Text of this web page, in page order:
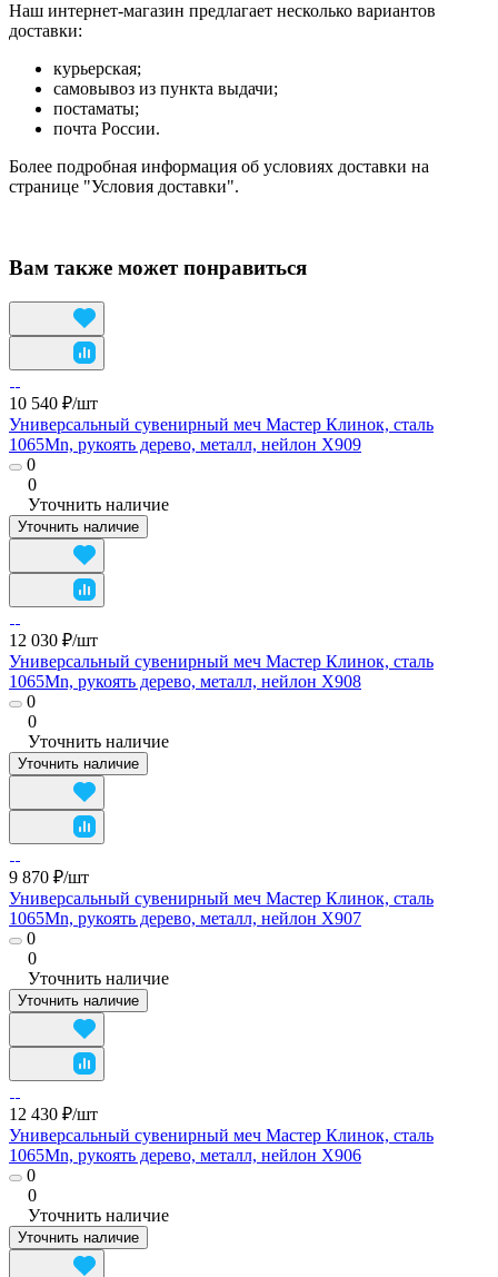
Наш интернет-магазин предлагает несколько вариантов
доставки:
курьерская;
самовывоз из пункта выдачи;
постаматы;
почта России.
Более подробная информация об условиях доставки на
странице "Условия доставки".
Вам также может понравиться
10 540 ₽/шт
Универсальный сувенирный меч Мастер Клинок, сталь
1065Mn, рукоять дерево, металл, нейлон X909
0
0
Уточнить наличие
Уточнить наличие
12 030 ₽/шт
Универсальный сувенирный меч Мастер Клинок, сталь
1065Mn, рукоять дерево, металл, нейлон X908
0
0
Уточнить наличие
Уточнить наличие
9 870 ₽/шт
Универсальный сувенирный меч Мастер Клинок, сталь
1065Mn, рукоять дерево, металл, нейлон X907
0
0
Уточнить наличие
Уточнить наличие
12 430 ₽/шт
Универсальный сувенирный меч Мастер Клинок, сталь
1065Mn, рукоять дерево, металл, нейлон X906
0
0
Уточнить наличие
Уточнить наличие